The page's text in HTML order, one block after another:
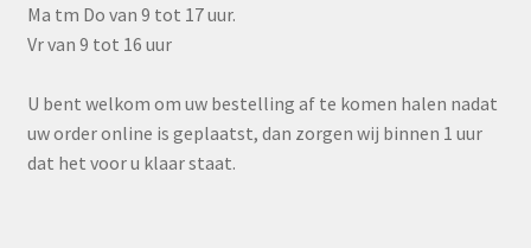
Ma tm Do van 9 tot 17 uur.
Vr van 9 tot 16 uur
U bent welkom om uw bestelling af te komen halen nadat
uw order online is geplaatst, dan zorgen wij binnen 1 uur
dat het voor u klaar staat.